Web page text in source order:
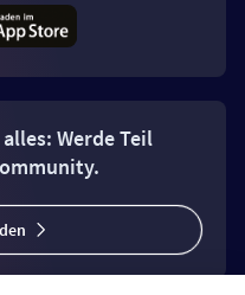
Werde Teil